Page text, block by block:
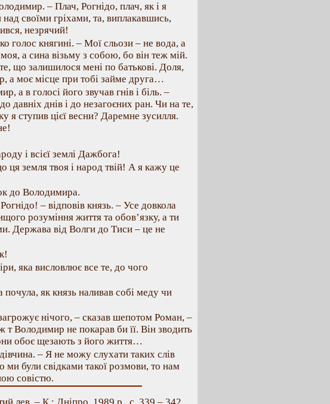
– Плач, Рогнідо, плач, як і я
своїми гріхами, та, виплакавшись,
незрячий!
голос княгині. – Мої сльози – не вода, а
а сина візьму з собою, бо він теж мій.
що залишилося мені по батькові. Доля,
а моє місце при тобі займе друга…
а в голосі його звучав гнів і біль. –
давніх днів і до незагоєних ран. Чи на те,
я ступив цієї весни? Даремне зусилля.
і всієї землі Дажбога!
ця земля твоя і народ твій! А я кажу це
до Володимира.
– відповів князь. – Усе довкола
розуміння життя та обов’язку, а ти
Держава від Волги до Тиси – це не
яка висловлює все те, до чого
як князь наливав собі меду чи
нічого, – сказав шепотом Роман, –
т Володимир не покарав би її. Він зводить
обоє щезають з його життя…
– Я не можу слухати таких слів
були свідками такої розмови, то нам
совістю.